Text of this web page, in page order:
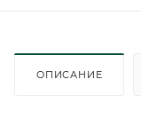
ОПИСАНИЕ